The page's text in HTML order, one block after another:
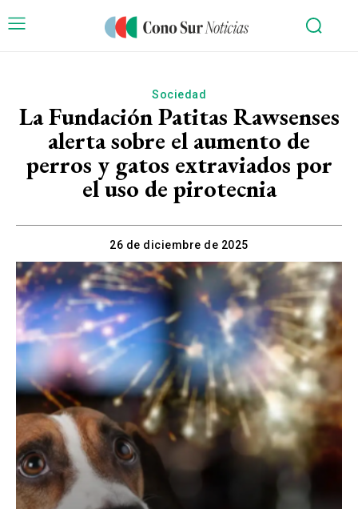
Sociedad
La Fundación Patitas Rawsenses
alerta sobre el aumento de
perros y gatos extraviados por
el uso de pirotecnia
26 de diciembre de 2025